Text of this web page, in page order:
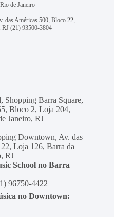
de Janeiro
das Américas 500, Bloco 22,
RJ (21) 93500-3804
Shopping Barra Square,
Bloco 2, Loja 204,
Janeiro, RJ
Downtown, Av. das
Loja 126, Barra da
RJ
School no Barra
96750-4422
no Downtown: